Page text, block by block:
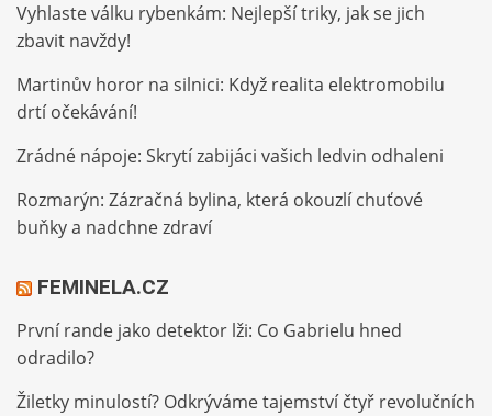
Vyhlaste válku rybenkám: Nejlepší triky, jak se jich
zbavit navždy!
Martinův horor na silnici: Když realita elektromobilu
drtí očekávání!
Zrádné nápoje: Skrytí zabijáci vašich ledvin odhaleni
Rozmarýn: Zázračná bylina, která okouzlí chuťové
buňky a nadchne zdraví
FEMINELA.CZ
První rande jako detektor lži: Co Gabrielu hned
odradilo?
Žiletky minulostí? Odkrýváme tajemství čtyř revolučních